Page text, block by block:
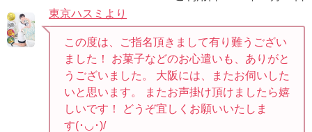
東京ハスミより
この度は、ご指名頂きまして有り難うござい
ました！ お菓子などのお心遣いも、ありがと
うございました。 大阪には、またお伺いした
いと思います。 またお声掛け頂けましたら嬉
しいです！ どうぞ宜しくお願いいたしま
す⁠(⁠･⁠◡⁠･⁠)⁠/